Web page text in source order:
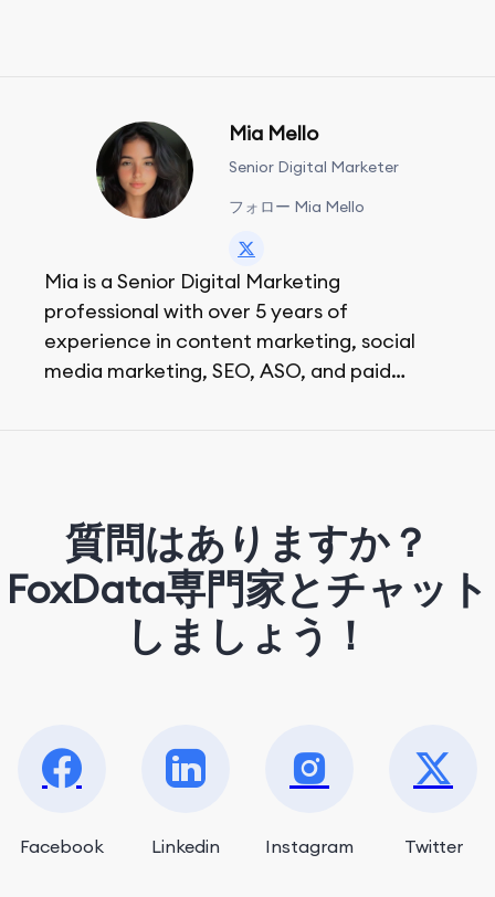
Mia Mello
Senior Digital Marketer
フォロー Mia Mello
Mia is a Senior Digital Marketing
professional with over 5 years of
experience in content marketing, social
media marketing, SEO, ASO, and paid
質問はありますか？
FoxData専門家とチャット
しましょう！
Facebook Linkedin Instagram Twitter